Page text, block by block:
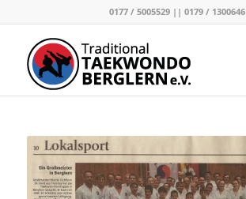
0177 / 5005529 || 0179 / 1300646